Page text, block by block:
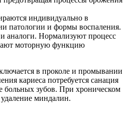
индивидуально в
патологии и формы воспаления.
аналоги. Нормализуют процесс
моторную функцию
в проколе и промывании
кариеса потребуется санация
больных зубов. При хроническом
миндалин.